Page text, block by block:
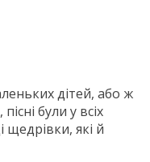
дітей, або ж
були у всіх
щедрівки, які й